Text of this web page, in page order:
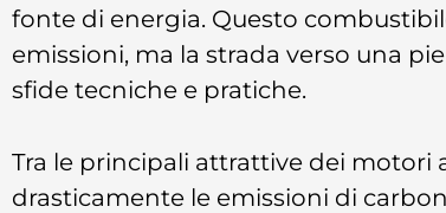
fonte di energia. Questo
emissioni, ma la strada verso una
sfide tecniche e pratiche.
Tra le principali attrattive dei motori
drasticamente le emissioni di